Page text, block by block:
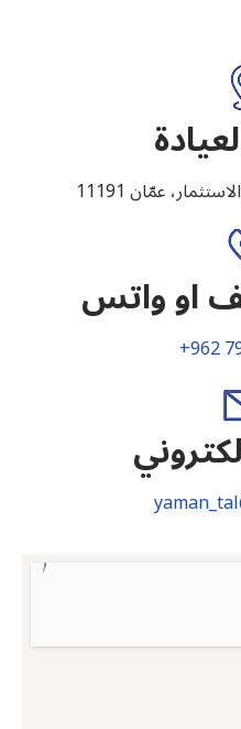
عمّان 11191
او واتس
+962